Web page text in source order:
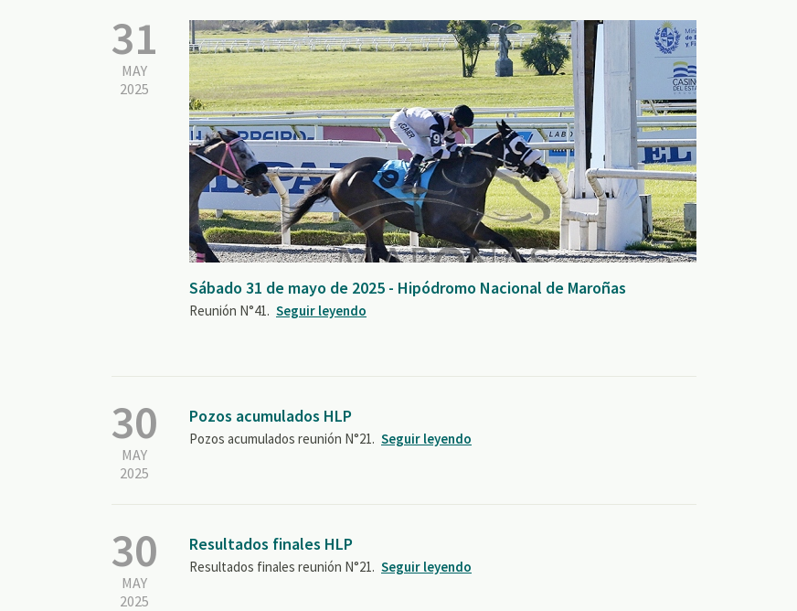
31
MAY
2025
Sábado 31 de mayo de 2025 - Hipódromo Nacional de Maroñas
Reunión N°41. Seguir leyendo
30
MAY
2025
Pozos acumulados HLP
Pozos acumulados reunión N°21. Seguir leyendo
30
MAY
2025
Resultados finales HLP
Resultados finales reunión N°21. Seguir leyendo